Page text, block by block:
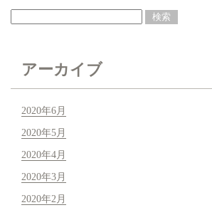
アーカイブ
2020年6月
2020年5月
2020年4月
2020年3月
2020年2月